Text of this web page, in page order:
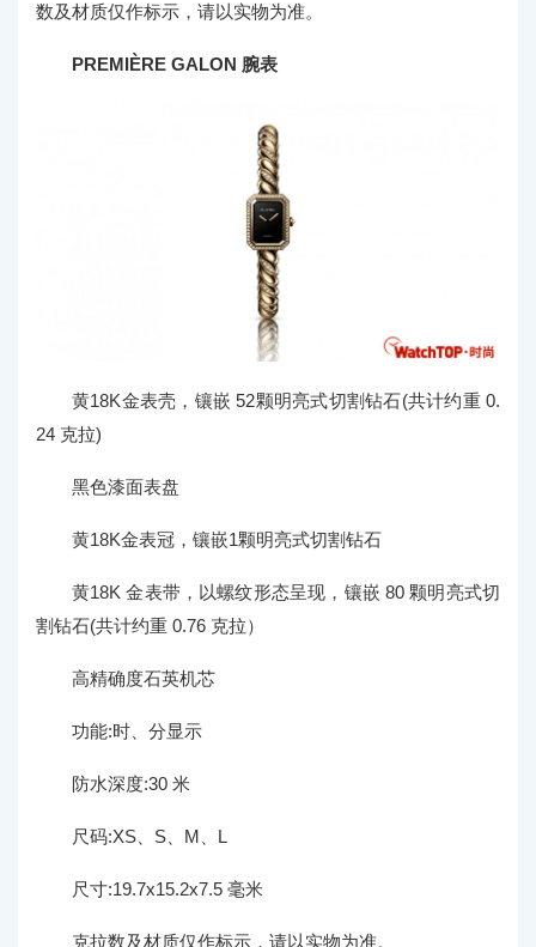
数及材质仅作标示，请以实物为准。
PREMIÈRE GALON 腕表
黄18K金表壳，镶嵌 52颗明亮式切割钻石(共计约重 0.
24 克拉)
黑色漆面表盘
黄18K金表冠，镶嵌1颗明亮式切割钻石
黄18K 金表带，以螺纹形态呈现，镶嵌 80 颗明亮式切
割钻石(共计约重 0.76 克拉）
高精确度石英机芯
功能:时、分显示
防水深度:30 米
尺码:XS、S、M、L
尺寸:19.7x15.2x7.5 毫米
克拉数及材质仅作标示，请以实物为准。